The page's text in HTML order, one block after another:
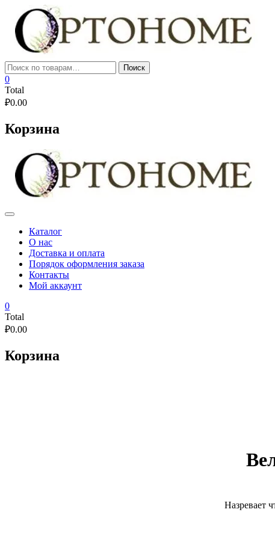
content
Искать: Поиск
0
Total
₽0.00
Корзина
Каталог
О нас
Доставка и оплата
Порядок оформления заказа
Контакты
Мой аккаунт
0
Total
₽0.00
Корзина
Назревает